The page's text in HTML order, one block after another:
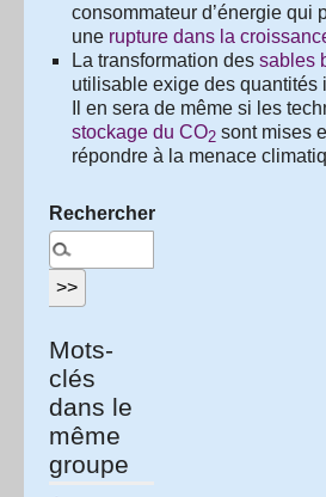
consommateur d’énergie qui
une rupture dans la
La transformation des sables
utilisable exige des quantités
Il en sera de même si les
stockage du CO2 sont mises
répondre à la menace
Rechercher :
Mots-
clés
dans le
même
groupe